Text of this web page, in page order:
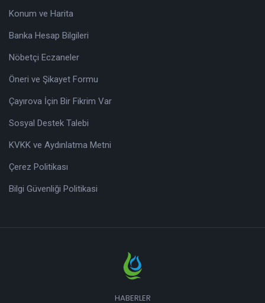
Konum ve Harita
Banka Hesap Bilgileri
Nöbetçi Eczaneler
Öneri ve Şikayet Formu
Çayırova İçin Bir Fikrim Var
Sosyal Destek Talebi
KVKK ve Aydınlatma Metni
Çerez Politikası
Bilgi Güvenliği Politikasi
HABERLER